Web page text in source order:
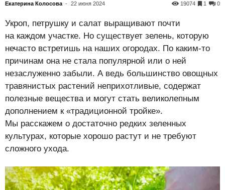
Екатерина Колосова - 22 июня 2024 0
1
19074
Укроп, петрушку и салат выращивают почти
на каждом участке. Но существует зелень, которую
нечасто встретишь на наших огородах. По каким-то
причинам она не стала популярной или о ней
незаслуженно забыли. А ведь большинство овощных
травянистых растений неприхотливые, содержат
полезные вещества и могут стать великолепным
дополнением к «традиционной тройке».
Мы расскажем о достаточно редких зеленных
культурах, которые хорошо растут и не требуют
сложного ухода.